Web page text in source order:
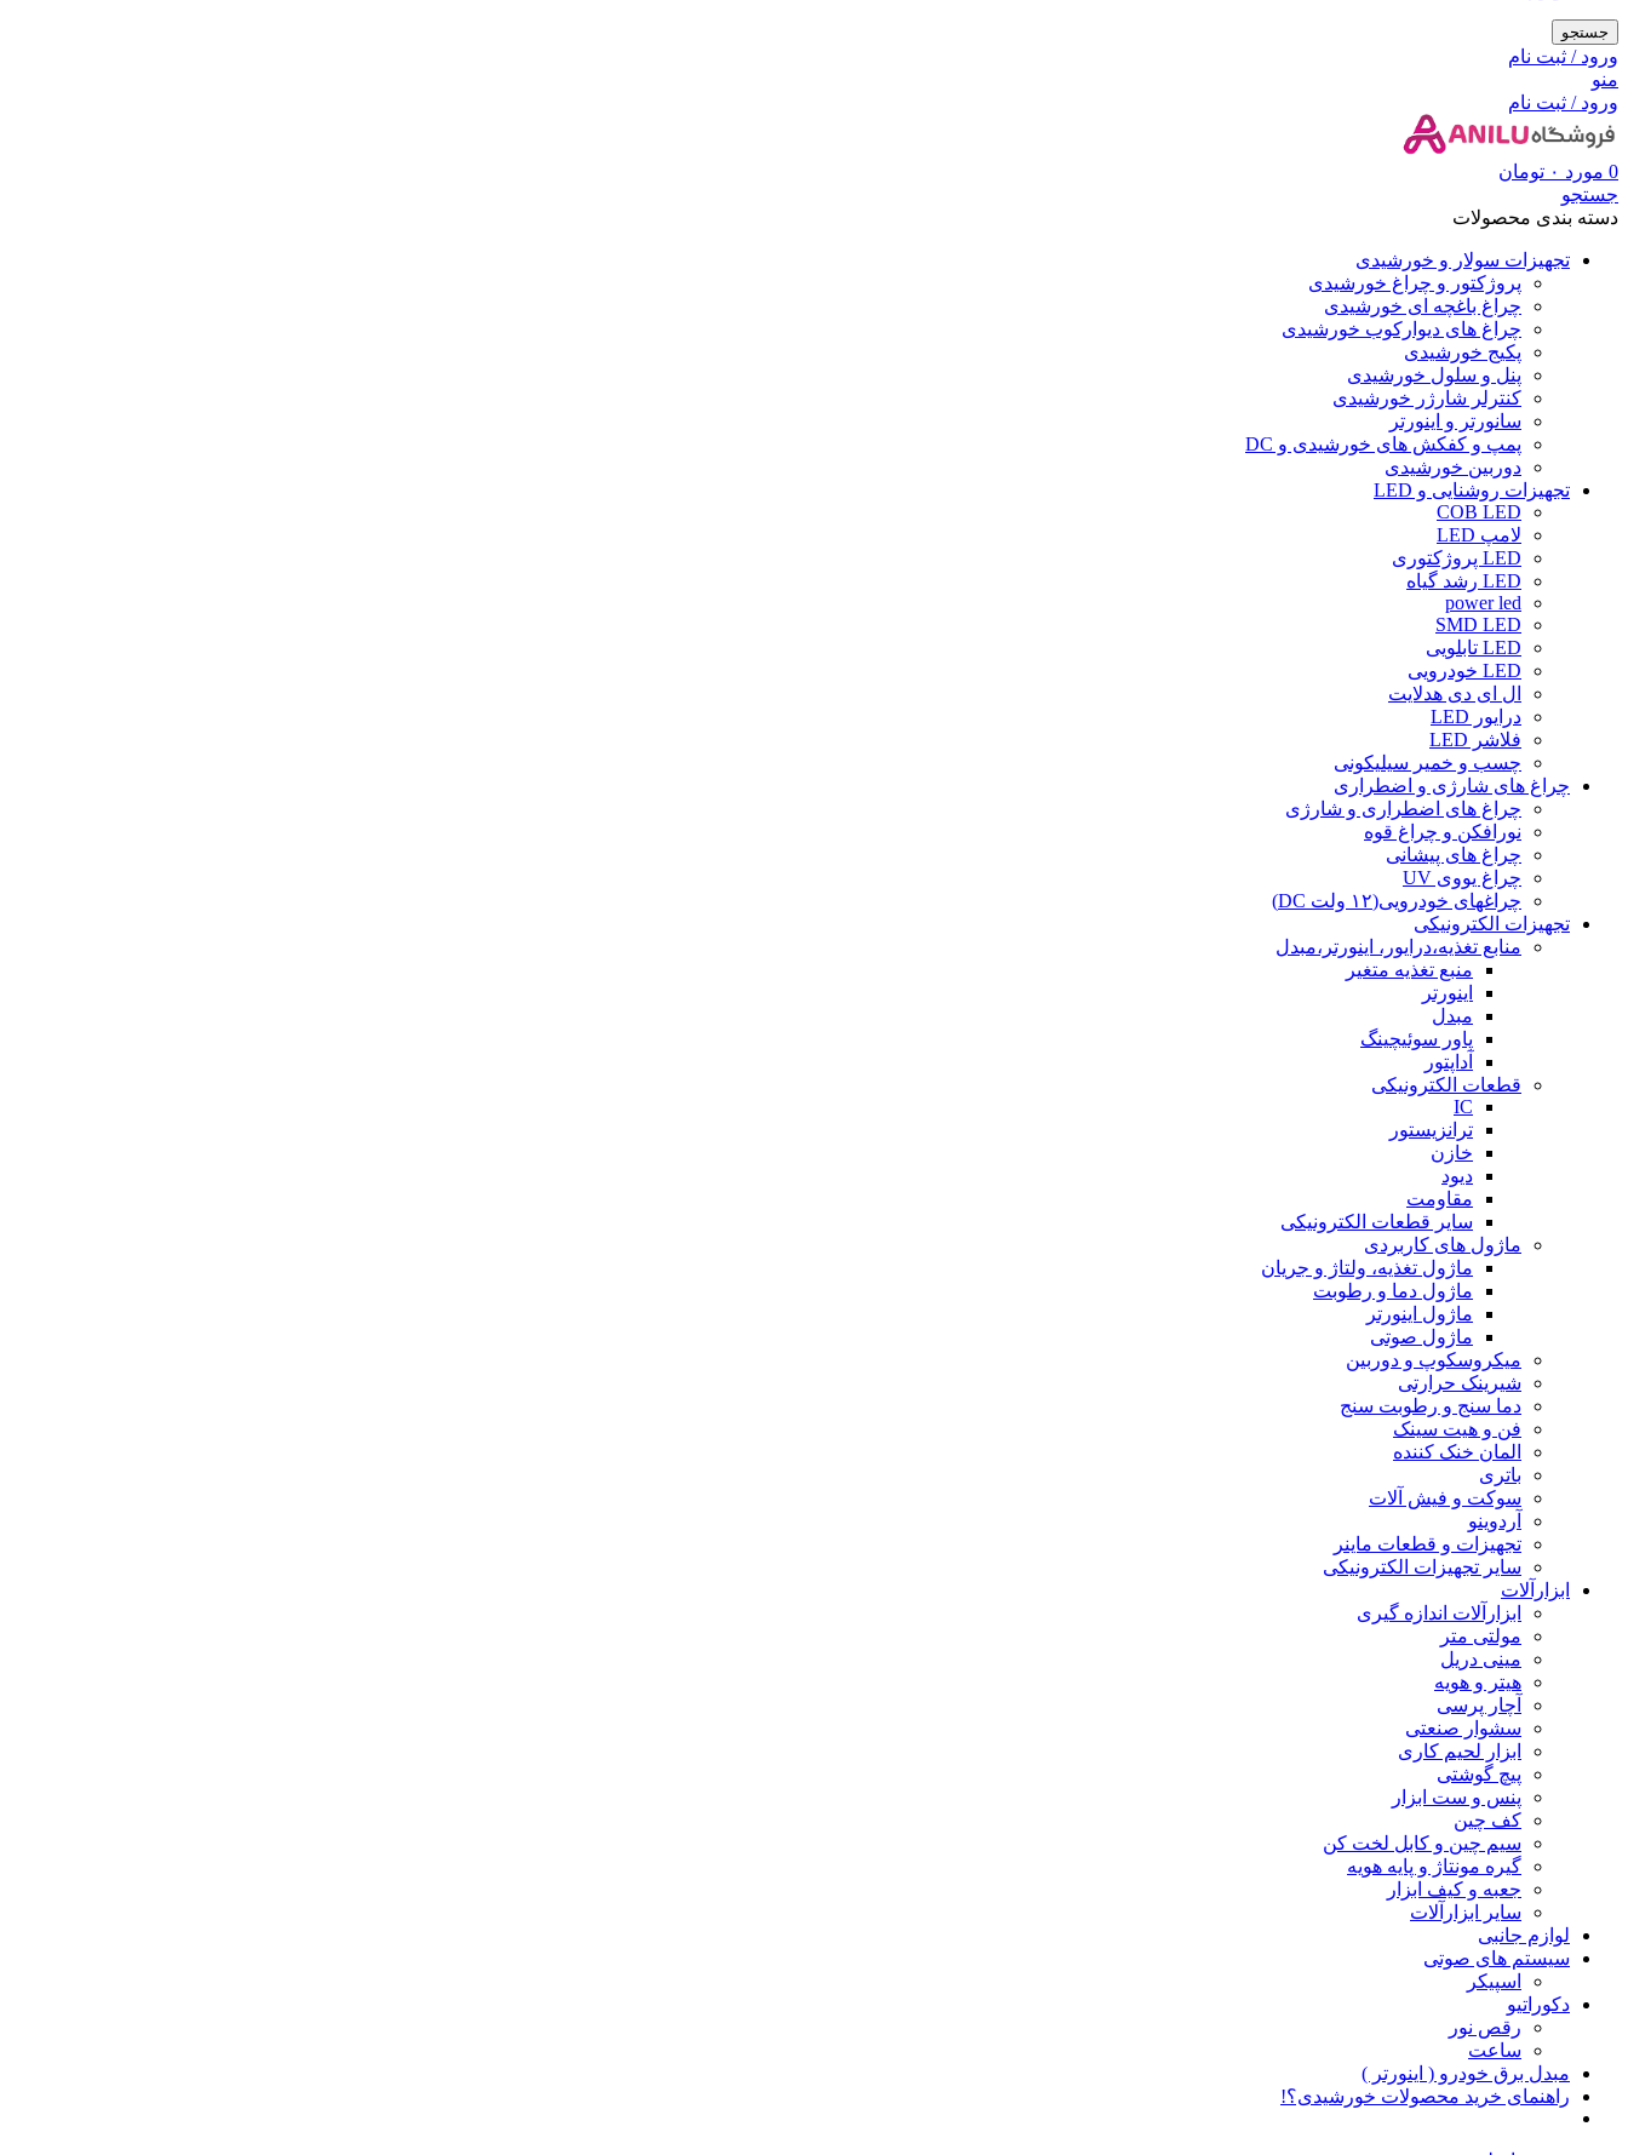
جستجو
ورود / ثبت نام
منو
ورود / ثبت نام
0 مورد ۰ تومان
جستجو
دسته بندی محصولات
تجهیزات سولار و خورشیدی
پروژکتور و چراغ خورشیدی
چراغ باغچه ای خورشیدی
چراغ های دیوارکوب خورشیدی
پکیج خورشیدی
پنل و سلول خورشیدی
کنترلر شارژر خورشیدی
سانورتر و اینورتر
پمپ و کفکش های خورشیدی و DC
دوربین خورشیدی
تجهیزات روشنایی و LED
COB LED
لامپ LED
LED پروژکتوری
LED رشد گیاه
power led
SMD LED
LED تابلویی
LED خودرویی
ال ای دی هدلایت
درایور LED
فلاشر LED
چسب و خمیر سیلیکونی
چراغ های شارژی و اضطراری
چراغ های اضطراری و شارژی
نورافکن و چراغ قوه
چراغ های پیشانی
چراغ یووی UV
چراغهای خودرویی(۱۲ ولت DC)
تجهیزات الکترونیکی
منابع تغذیه،درایور، اینورتر،مبدل
منبع تغذیه متغیر
اینورتر
مبدل
پاور سوئیچینگ
آداپتور
قطعات الکترونیکی
IC
ترانزیستور
خازن
دیود
مقاومت
سایر قطعات الکترونیکی
ماژول های کاربردی
ماژول تغذیه، ولتاژ و جریان
ماژول دما و رطوبت
ماژول اینورتر
ماژول صوتی
میکروسکوپ و دوربین
شیرینک حرارتی
دما سنج و رطوبت سنج
فن و هیت سینک
المان خنک کننده
باتری
سوکت و فیش آلات
آردوینو
تجهیزات و قطعات ماینر
سایر تجهیزات الکترونیکی
ابزارآلات
ابزارآلات اندازه گیری
مولتی متر
مینی دریل
هیتر و هویه
آچار پرسی
سشوار صنعتی
ابزار لحیم کاری
پیچ گوشتی
پنس و ست ابزار
کف چین
سیم چین و کابل لخت کن
گیره مونتاژ و پایه هویه
جعبه و کیف ابزار
سایر ابزارآلات
لوازم جانبی
سیستم های صوتی
اسپیکر
دکوراتیو
رقص نور
ساعت
مبدل برق خودرو ( اینورتر )
راهنمای خرید محصولات خورشیدی؟!